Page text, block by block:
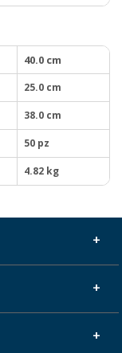
40.0 cm
25.0 cm
38.0 cm
50 pz
4.82 kg
+
+
+